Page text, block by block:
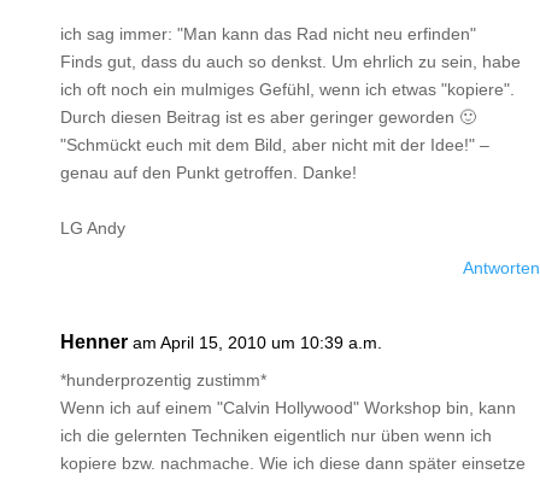
ich sag immer: "Man kann das Rad nicht neu erfinden"
Finds gut, dass du auch so denkst. Um ehrlich zu sein, habe
ich oft noch ein mulmiges Gefühl, wenn ich etwas "kopiere".
Durch diesen Beitrag ist es aber geringer geworden 🙂
"Schmückt euch mit dem Bild, aber nicht mit der Idee!" –
genau auf den Punkt getroffen. Danke!
LG Andy
Antworten
Henner am April 15, 2010 um 10:39 a.m.
*hunderprozentig zustimm*
Wenn ich auf einem "Calvin Hollywood" Workshop bin, kann
ich die gelernten Techniken eigentlich nur üben wenn ich
kopiere bzw. nachmache. Wie ich diese dann später einsetze